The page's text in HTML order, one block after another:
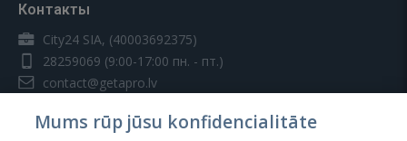
Контакты
City24 SIA, (40003692375)
28259069 (9:00-17:00 пн. - пт.)
contact@getapro.lv
Mums rūp jūsu konfidencialitāte